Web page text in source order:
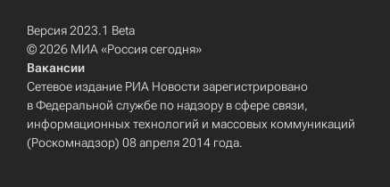
Версия 2023.1 Beta
© 2026 МИА «Россия сегодня»
Вакансии
Сетевое издание РИА Новости зарегистрировано
в Федеральной службе по надзору в сфере связи,
информационных технологий и массовых коммуникаций
(Роскомнадзор) 08 апреля 2014 года.